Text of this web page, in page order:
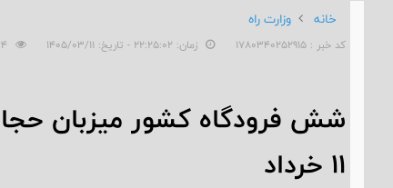
خانه وزارت راه
کد خبر : 1780340252915 زمان: ۲۲:۲۵:۰۲ - تاریخ: ۱۴۰۵/۰۳/۱۱
شش فرودگاه کشور ميزبان
11 خرداد